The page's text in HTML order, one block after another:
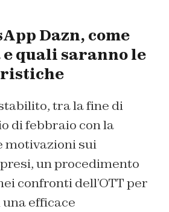
Dazn, come
quali saranno le
tra la fine di
di febbraio con la
motivazioni sui
un procedimento
confronti dell’OTT per
efficace